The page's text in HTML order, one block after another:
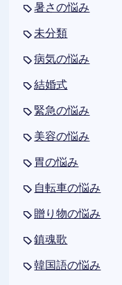
暑さの悩み
未分類
病気の悩み
結婚式
緊急の悩み
美容の悩み
胃の悩み
自転車の悩み
贈り物の悩み
鎮魂歌
韓国語の悩み